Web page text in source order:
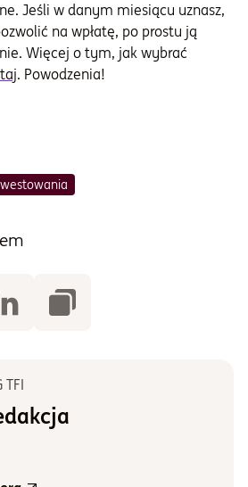
Jeśli w danym miesiącu uznasz,
na wpłatę, po prostu ją
Więcej o tym, jak wybrać
. Powodzenia!
TFI